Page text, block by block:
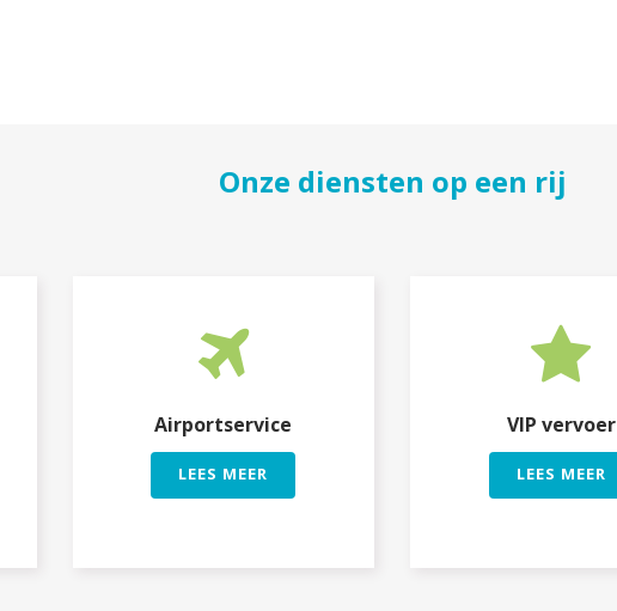
Onze diensten op een rij
Airportservice
LEES MEER
VIP vervoer
LEES MEER